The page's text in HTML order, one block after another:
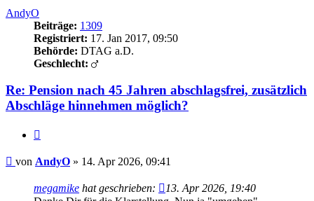
AndyO
Beiträge: 1309
Registriert: 17. Jan 2017, 09:50
Behörde: DTAG a.D.
Geschlecht:
Re: Pension nach 45 Jahren abschlagsfrei, zusätzlich
Abschläge hinnehmen möglich?
Beitrag
von AndyO » 14. Apr 2026, 09:41
megamike hat geschrieben:
13. Apr 2026, 19:40